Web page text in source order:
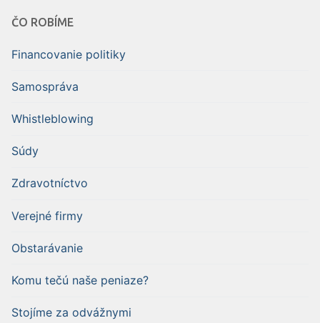
ČO ROBÍME
Financovanie politiky
Samospráva
Whistleblowing
Súdy
Zdravotníctvo
Verejné firmy
Obstarávanie
Komu tečú naše peniaze?
Stojíme za odvážnymi